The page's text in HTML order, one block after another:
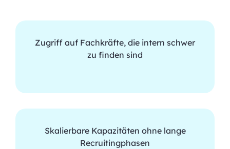
Zugriff auf Fachkräfte, die intern schwer
zu finden sind
Skalierbare Kapazitäten ohne lange
Recruitingphasen